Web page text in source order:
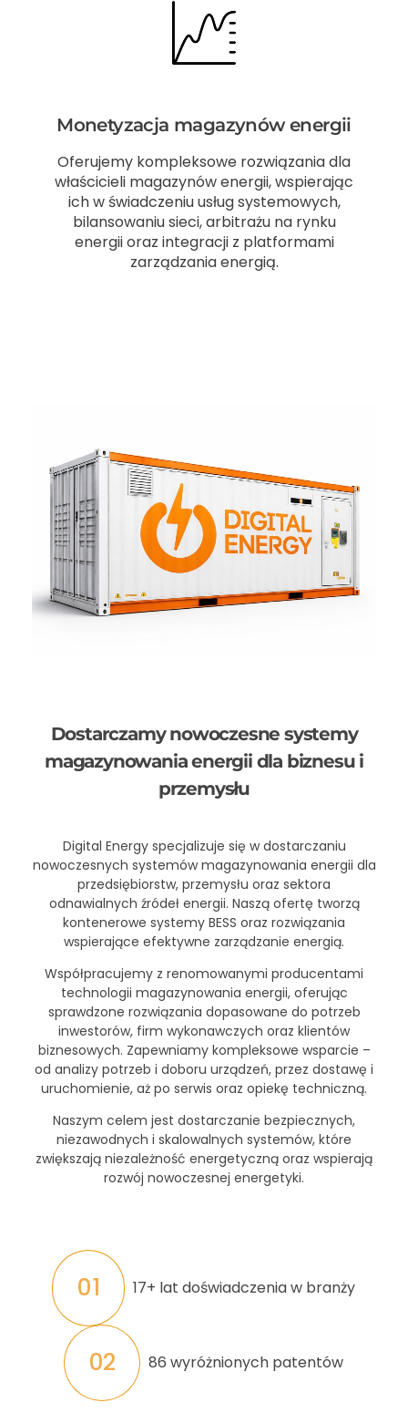
Monetyzacja magazynów energii
Oferujemy kompleksowe rozwiązania dla
właścicieli magazynów energii, wspierając
ich w świadczeniu usług systemowych,
bilansowaniu sieci, arbitrażu na rynku
energii oraz integracji z platformami
zarządzania energią.
Dostarczamy nowoczesne systemy
magazynowania energii dla biznesu i
przemysłu
Digital Energy specjalizuje się w dostarczaniu
nowoczesnych systemów magazynowania energii dla
przedsiębiorstw, przemysłu oraz sektora
odnawialnych źródeł energii. Naszą ofertę tworzą
kontenerowe systemy BESS oraz rozwiązania
wspierające efektywne zarządzanie energią.
Współpracujemy z renomowanymi producentami
technologii magazynowania energii, oferując
sprawdzone rozwiązania dopasowane do potrzeb
inwestorów, firm wykonawczych oraz klientów
biznesowych. Zapewniamy kompleksowe wsparcie –
od analizy potrzeb i doboru urządzeń, przez dostawę i
uruchomienie, aż po serwis oraz opiekę techniczną.
Naszym celem jest dostarczanie bezpiecznych,
niezawodnych i skalowalnych systemów, które
zwiększają niezależność energetyczną oraz wspierają
rozwój nowoczesnej energetyki.
01 17+ lat doświadczenia w branży
02 86 wyróżnionych patentów